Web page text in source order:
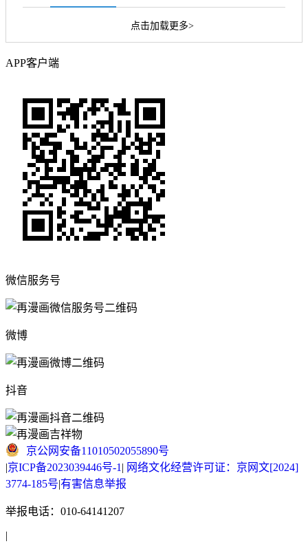
点击加载更多>
APP客户端
微信服务号
微博
抖音
京公网安备11010502055890号
|京ICP备2023039446号-1 | 网络文化经营许可证：京网文[2024]
3774-185号|有害信息举报
举报电话：010-64141207
|